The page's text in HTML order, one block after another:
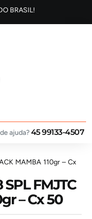
BRASIL!
ajuda?45 99133-4507
FMJTC
– Cx 50